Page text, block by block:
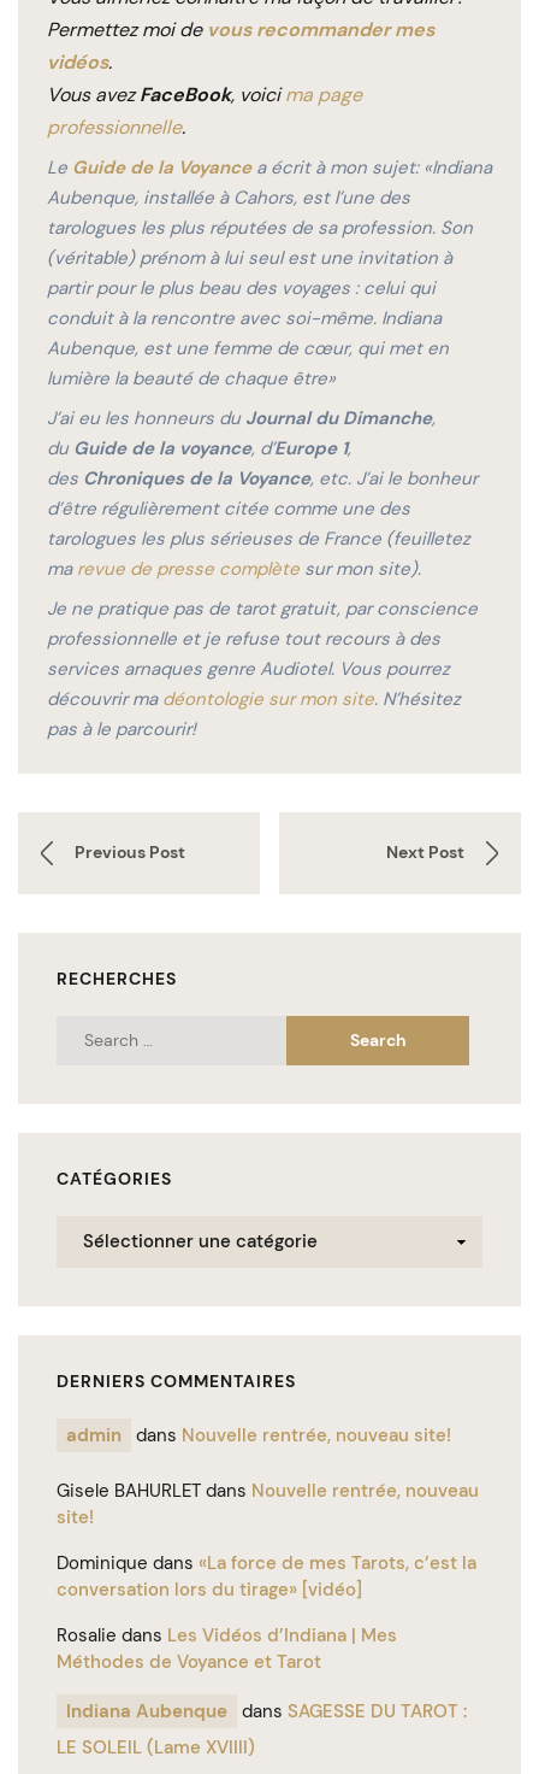
Permettez moi de vous recommander mes
vidéos.
Vous avezFaceBook, voicima page
professionnelle.
Le Guide de la Voyance a écrit à mon sujet: «Indiana
Aubenque, installée à Cahors, est l’une des
tarologues les plus réputées de sa profession. Son
(véritable) prénom à lui seul est une invitation à
partir pour le plus beau des voyages : celui qui
conduit à la rencontre avec soi-même. Indiana
Aubenque, est une femme de cœur, qui met en
lumière la beauté de chaque être»
J’ai eu les honneurs du Journal du Dimanche,
du Guide de la voyance, d’Europe 1,
des Chroniques de la Voyance, etc. J’ai le bonheur
d’être régulièrement citée comme une des
tarologues les plus sérieuses de France (feuilletez
ma revue de presse complète sur mon site).
Je ne pratique pas de tarot gratuit, par conscience
professionnelle et je refuse tout recours à des
services arnaques genre Audiotel. Vous pourrez
découvrir ma déontologie sur mon site. N’hésitez
pas à le parcourir!
Previous Post Next Post
RECHERCHES
Search
CATÉGORIES
Catégories
DERNIERS COMMENTAIRES
admin dans Nouvelle rentrée, nouveau site!
Gisele BAHURLET dans Nouvelle rentrée, nouveau
site!
Dominique dans «La force de mes Tarots, c’est la
conversation lors du tirage» [vidéo]
Rosalie dans Les Vidéos d’Indiana | Mes
Méthodes de Voyance et Tarot
Indiana Aubenque dans SAGESSE DU TAROT :
LE SOLEIL (Lame XVIIII)